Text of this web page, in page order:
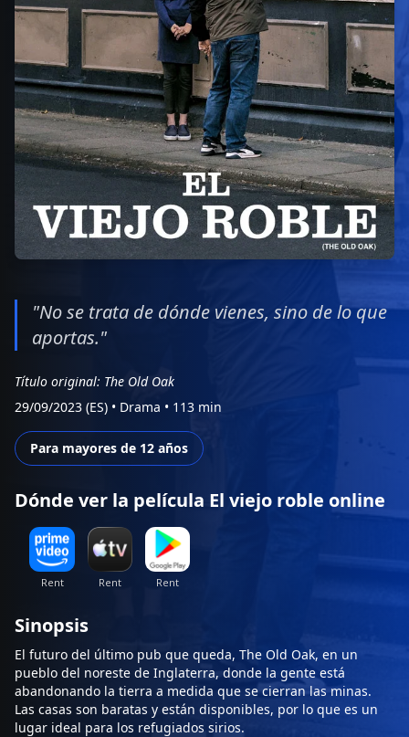
"No se trata de dónde vienes, sino de lo que
aportas."
Título original: The Old Oak
29/09/2023 (ES) • Drama • 113 min
Para mayores de 12 años
Dónde ver la película El viejo roble online
Sinopsis
El futuro del último pub que queda, The Old Oak, en un
pueblo del noreste de Inglaterra, donde la gente está
abandonando la tierra a medida que se cierran las minas.
Las casas son baratas y están disponibles, por lo que es un
lugar ideal para los refugiados sirios.